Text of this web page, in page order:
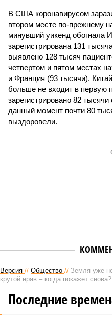
В США коронавирусом
втором месте по-прежнему
минувший уикенд обогнала
зарегистрирована 131
выявлено 128 тысяч
четвертом и пятом местах
и Франция (93 тысячи).
больше не входит в первую
зарегистрировано 82
данный момент почти 80
выздоровели.
Версия // Общество // Земля уже
крутой нрав – когда покажет снова?
Последние